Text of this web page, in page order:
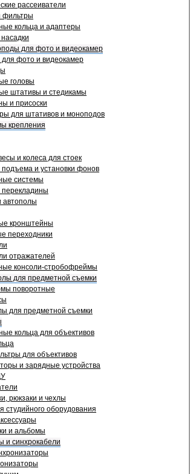
рассеиватели
фильтры
кольца и адаптеры
для фото и видеокамер
фото и видеокамер
головы
штативы и стедикамы
и присоски
для штативов и моноподов
крепления
и колеса для стоек
и установки фонов
системы
перекладины
автополы
кронштейны
переходники
отражателей
консоли-стробофреймы
для предметной съемки
поворотные
для предметной съемки
кольца для объективов
для объективов
и зарядные устройства
рюкзаки и чехлы
студийного оборудования
и альбомы
и синхрокабели